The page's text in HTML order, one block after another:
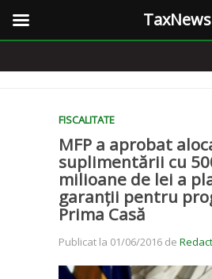
FISCALITATE
MFP a aprobat
suplimentării cu
milioane de lei a
garanții pentru
Prima Casă
Publicat la 01/06/2016 de
TaxNews